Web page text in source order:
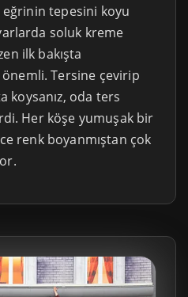
tepesini koyu
soluk kreme
ilk bakışta
Tersine çevirip
koysanız, oda ters
Her köşe yumuşak bir
renk boyanmıştan çok